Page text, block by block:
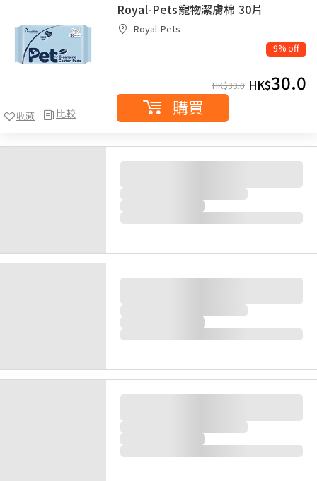
比較
收藏
Royal-Pets寵物潔膚棉 30片
Royal-Pets
9% off
HK$33.0 HK$30.0
購買